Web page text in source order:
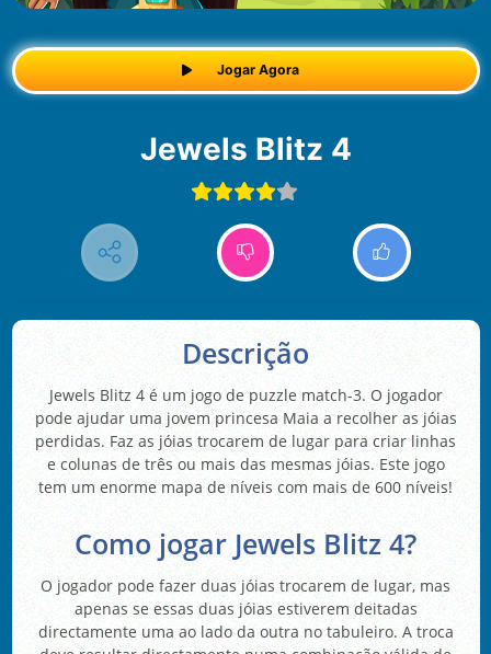
Jogar Agora
Jewels Blitz 4
Descrição
Jewels Blitz 4 é um jogo de puzzle match-3. O jogador
pode ajudar uma jovem princesa Maia a recolher as jóias
perdidas. Faz as jóias trocarem de lugar para criar linhas
e colunas de três ou mais das mesmas jóias. Este jogo
tem um enorme mapa de níveis com mais de 600 níveis!
Como jogar Jewels Blitz 4?
O jogador pode fazer duas jóias trocarem de lugar, mas
apenas se essas duas jóias estiverem deitadas
directamente uma ao lado da outra no tabuleiro. A troca